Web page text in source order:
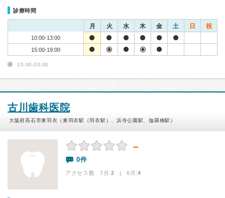
診療時間
月 火 水 木 金 土 日 祝
10:00-13:00
15:00-19:00
15:00-20:00
古川歯科医院
大阪府高石市東羽衣（東羽衣駅（羽衣駅）、浜寺公園駅、伽羅橋駅）
－
0件
アクセス数 7月:2 | 6月:4